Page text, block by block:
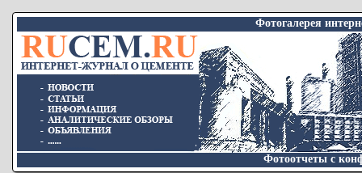
Фотогалерея
Фотоотчеты с